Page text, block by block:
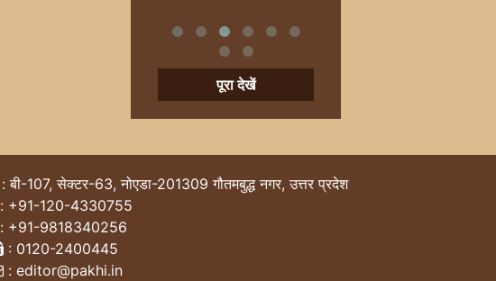
पूरा देखें
: बी-107, सेक्टर-63, नोएडा-201309 गौतमबुद्ध नगर, उत्तर प्रदेश
: +91-120-4330755
: +91-9818340256
: 0120-2400445
: editor@pakhi.in